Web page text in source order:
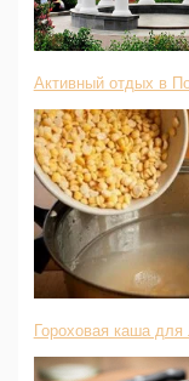
Активный отдых в
Гороховая каша для